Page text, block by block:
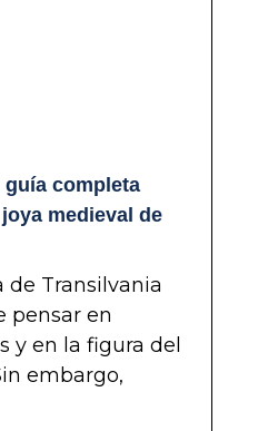
guía completa
medieval de
de Transilvania
pensar en
y en la figura del
embargo,